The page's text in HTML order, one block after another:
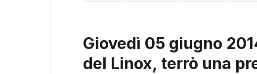
Giovedì 05 giugno
del Linox, terrò una